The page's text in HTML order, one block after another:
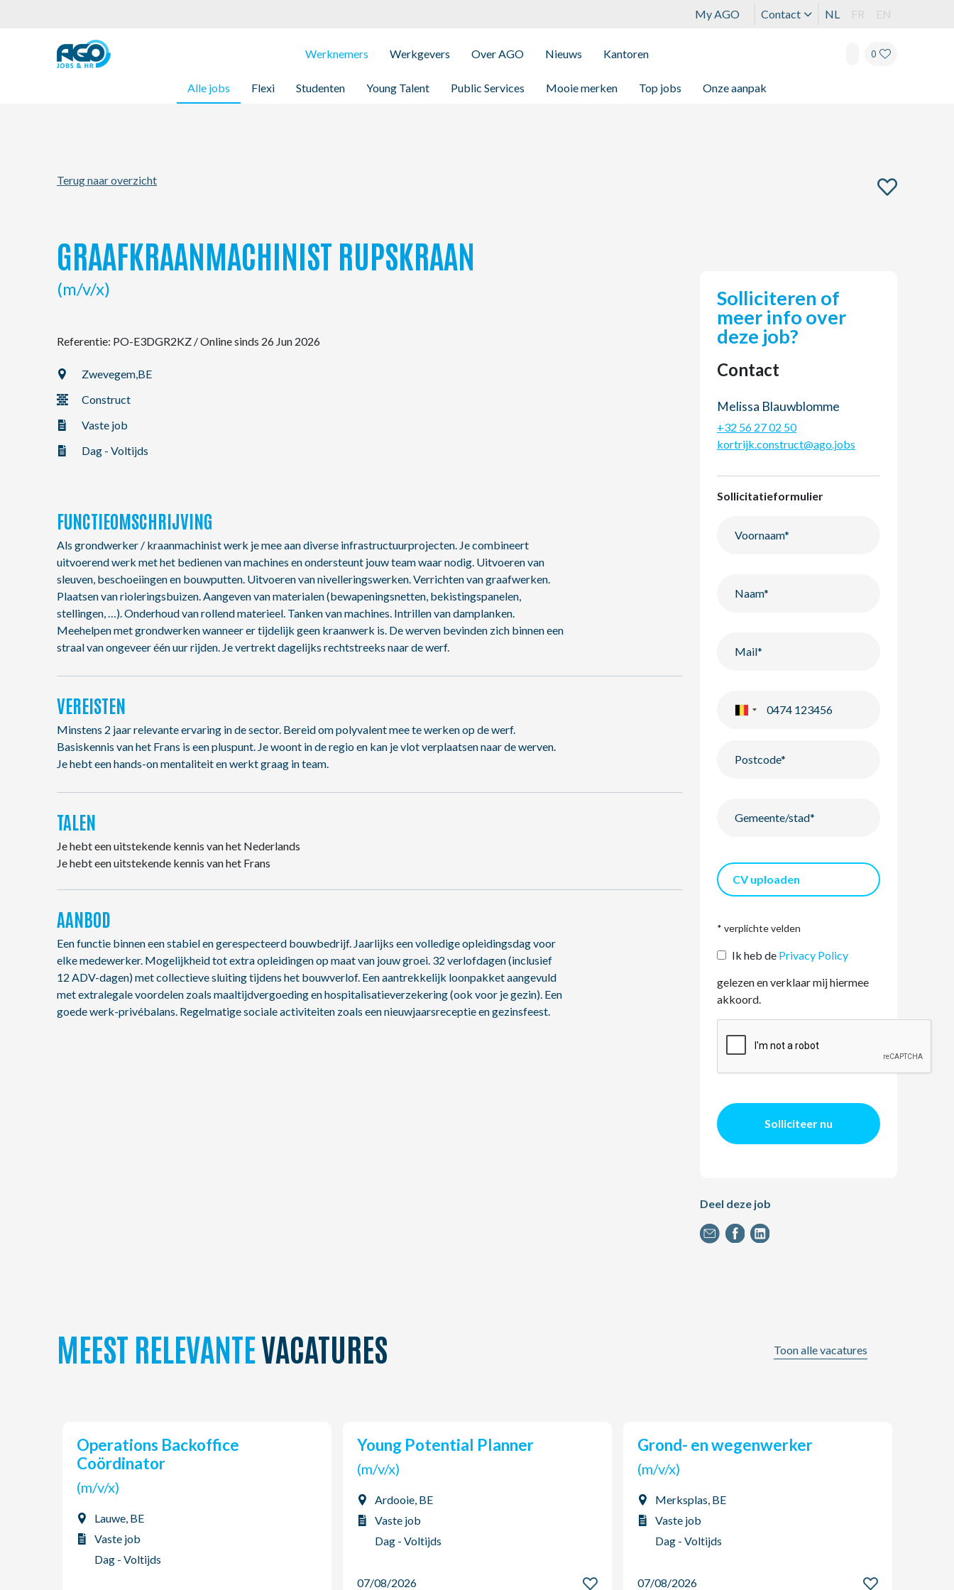
My AGO Contact NL FR EN
Werknemers
Alle jobs Flexi Studenten Young Talent Public Services Mooie merken Top jobs Onze aanpak
Werkgevers Over AGO Nieuws Kantoren 0
Werknemers
Kantoren
My AGO
Terug naar overzicht
GRAAFKRAANMACHINIST RUPSKRAAN
(m/v/x)
Referentie: PO-E3DGR2KZ /Online sinds 26 Jun 2026
Zwevegem,BE
Construct
Vaste job
Dag - Voltijds
FUNCTIEOMSCHRIJVING
Als grondwerker / kraanmachinist werk je mee aan diverse infrastructuurprojecten. Je combineert
uitvoerend werk met het bedienen van machines en ondersteunt jouw team waar nodig. Uitvoeren van
sleuven, beschoeiingen en bouwputten. Uitvoeren van nivelleringswerken. Verrichten van graafwerken.
Plaatsen van rioleringsbuizen. Aangeven van materialen (bewapeningsnetten, bekistingspanelen,
stellingen, …). Onderhoud van rollend materieel. Tanken van machines. Intrillen van damplanken.
Meehelpen met grondwerken wanneer er tijdelijk geen kraanwerk is. De werven bevinden zich binnen een
straal van ongeveer één uur rijden. Je vertrekt dagelijks rechtstreeks naar de werf.
VEREISTEN
Minstens 2 jaar relevante ervaring in de sector. Bereid om polyvalent mee te werken op de werf.
Basiskennis van het Frans is een pluspunt. Je woont in de regio en kan je vlot verplaatsen naar de werven.
Je hebt een hands-on mentaliteit en werkt graag in team.
TALEN
Je hebt een uitstekende kennis van het Nederlands
Je hebt een uitstekende kennis van het Frans
AANBOD
Een functie binnen een stabiel en gerespecteerd bouwbedrijf. Jaarlijks een volledige opleidingsdag voor
elke medewerker. Mogelijkheid tot extra opleidingen op maat van jouw groei. 32 verlofdagen (inclusief
12 ADV-dagen) met collectieve sluiting tijdens het bouwverlof. Een aantrekkelijk loonpakket aangevuld
met extralegale voordelen zoals maaltijdvergoeding en hospitalisatieverzekering (ook voor je gezin). Een
goede werk-privébalans. Regelmatige sociale activiteiten zoals een nieuwjaarsreceptie en gezinsfeest.
Solliciteren of
meer info over
deze job?
Contact
Melissa Blauwblomme
+32 56 27 02 50
kortrijk.construct@ago.jobs
Sollicitatieformulier
CV uploaden
* verplichte velden
Ik heb de Privacy Policy
gelezen en verklaar mij hiermee
akkoord.
Solliciteer nu
Deel deze job
MEEST RELEVANTEVACATURES Toon alle vacatures
Operations Backoffice
Coördinator
(m/v/x)
Lauwe, BE
Vaste job
Dag - Voltijds
Young Potential Planner
(m/v/x)
Ardooie, BE
Vaste job
Dag - Voltijds
07/08/2026
Grond- en wegenwerker
(m/v/x)
Merksplas, BE
Vaste job
Dag - Voltijds
07/08/2026